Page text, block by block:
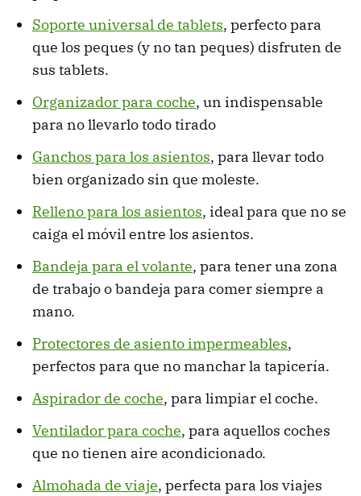
Soporte universal de tablets, perfecto para
que los peques (y no tan peques) disfruten de
sus tablets.
Organizador para coche, un indispensable
para no llevarlo todo tirado
Ganchos para los asientos, para llevar todo
bien organizado sin que moleste.
Relleno para los asientos, ideal para que no se
caiga el móvil entre los asientos.
Bandeja para el volante, para tener una zona
de trabajo o bandeja para comer siempre a
mano.
Protectores de asiento impermeables,
perfectos para que no manchar la tapicería.
Aspirador de coche, para limpiar el coche.
Ventilador para coche, para aquellos coches
que no tienen aire acondicionado.
Almohada de viaje, perfecta para los viajes